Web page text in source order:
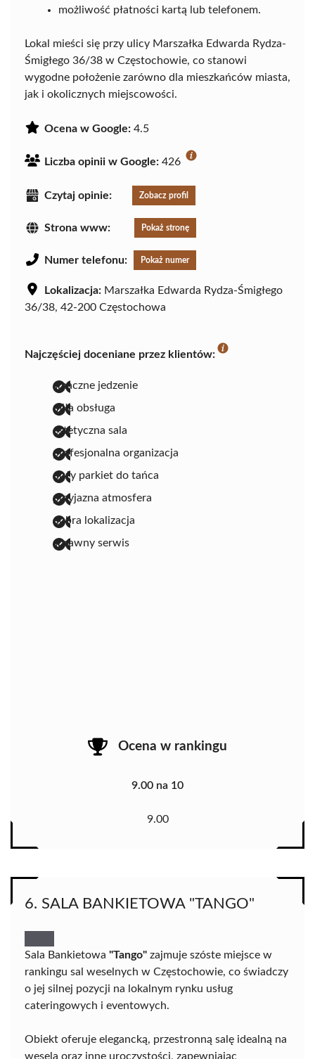
możliwość płatności kartą lub telefonem.
Lokal mieści się przy ulicy Marszałka Edwarda Rydza-
Śmigłego 36/38 w Częstochowie, co stanowi
wygodne położenie zarówno dla mieszkańców miasta,
jak i okolicznych miejscowości.
Ocena w Google: 4.5
Liczba opinii w Google: 426
Czytaj opinie: Zobacz profil
Strona www: Pokaż stronę
Numer telefonu: Pokaż numer
Lokalizacja: Marszałka Edwarda Rydza-Śmigłego
36/38, 42-200 Częstochowa
Najczęściej doceniane przez klientów:
smaczne jedzenie
miła obsługa
estetyczna sala
profesjonalna organizacja
duży parkiet do tańca
przyjazna atmosfera
dobra lokalizacja
sprawny serwis
Ocena w rankingu
9.00 na 10
9.00
6. SALA BANKIETOWA "TANGO"
Sala Bankietowa "Tango" zajmuje szóste miejsce w
rankingu sal weselnych w Częstochowie, co świadczy
o jej silnej pozycji na lokalnym rynku usług
cateringowych i eventowych.
Obiekt oferuje elegancką, przestronną salę idealną na
wesela oraz inne uroczystości, zapewniając